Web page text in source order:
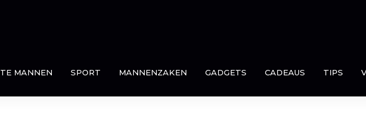
MANNEN SPORT MANNENZAKEN GADGETS CADEAUS TIPS